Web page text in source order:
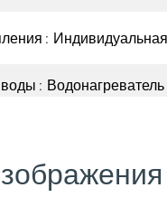
Индивидуальная
воды Водонагреватель